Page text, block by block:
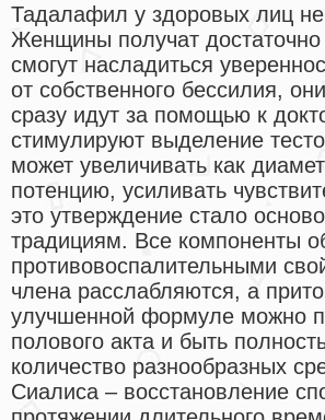
Тадалафил у здоровых лиц
Женщины получат
смогут насладиться
от собственного бессилия,
сразу идут за помощью к
стимулируют выделение
может увеличивать как
потенцию, усиливать
это утверждение стало
традициям. Все компоненты
противовоспалительными
члена расслабляются, а
улучшенной формуле можно
полового акта и быть
количество разнообразных
Сиалиса – восстановление